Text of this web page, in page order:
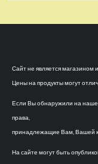
Сайт не является магазином
Цены на продукты могут
Если Вы обнаружили на
права,
принадлежащие Вам, Вашей
На сайте могут быть